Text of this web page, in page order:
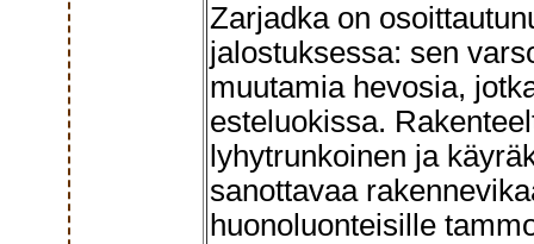
Zarjadka on
jalostuksessa: sen
muutamia hevosia,
esteluokissa.
lyhytrunkoinen ja
sanottavaa
huonoluonteisille